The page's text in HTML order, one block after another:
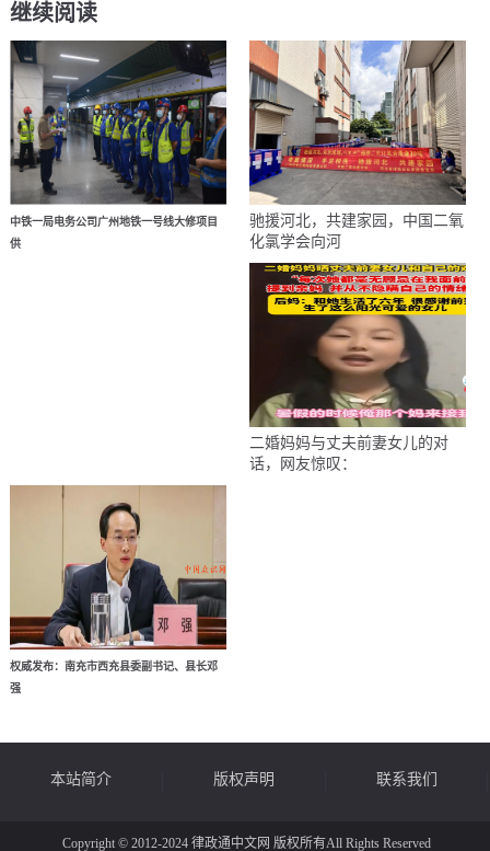
继续阅读
中铁一局电务公司广州地铁一号线大修项目
供
驰援河北，共建家园，中国二氧
化氯学会向河
二婚妈妈与丈夫前妻女儿的对
话，网友惊叹：
权威发布：南充市西充县委副书记、县长邓
强
本站简介 版权声明 联系我们
Copyright © 2012-2024 律政通中文网 版权所有All Rights Reserved